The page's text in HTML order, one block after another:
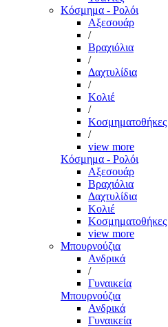
Κόσμημα - Ρολόι
Αξεσουάρ
/
Βραχιόλια
/
Δαχτυλίδια
/
Κολιέ
/
Κοσμηματοθήκες
/
view more
Κόσμημα - Ρολόι
Αξεσουάρ
Βραχιόλια
Δαχτυλίδια
Κολιέ
Κοσμηματοθήκες
view more
Μπουρνούζια
Ανδρικά
/
Γυναικεία
Μπουρνούζια
Ανδρικά
Γυναικεία